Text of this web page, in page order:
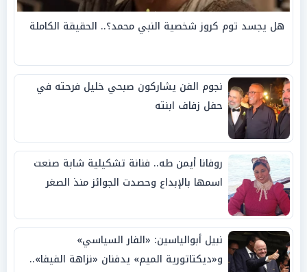
هل يجسد توم كروز شخصية النبي محمد؟.. الحقيقة الكاملة
نجوم الفن يشاركون صبحي خليل فرحته في
حفل زفاف ابنته
روفانا أيمن طه.. فنانة تشكيلية شابة صنعت
اسمها بالإبداع وحصدت الجوائز منذ الصغر
نبيل أبوالياسين: «الفار السياسي»
و«ديكتاتورية الميم» يدفنان «نزاهة الفيفا»..